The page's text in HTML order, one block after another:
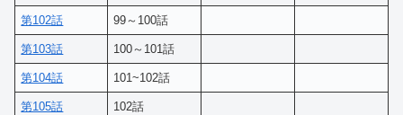
第102話 99～100話
第103話 100～101話
第104話 101~102話
第105話 102話